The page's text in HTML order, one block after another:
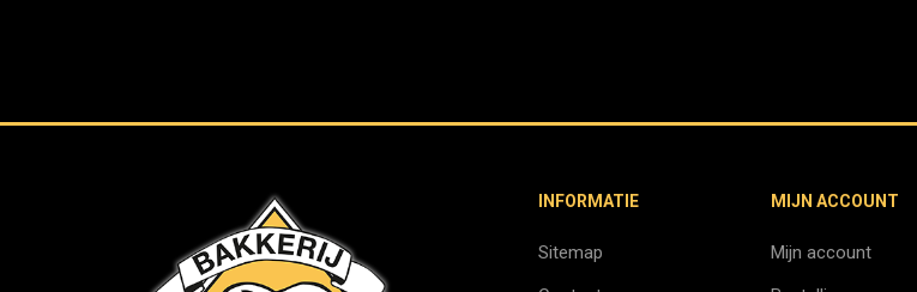
INFORMATIE
Sitemap
MIJN ACCOUNT
Mijn account